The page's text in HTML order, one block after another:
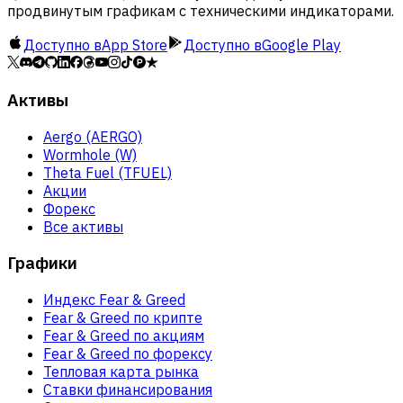
продвинутым графикам с техническими индикаторами.
Доступно вApp Store Доступно вGoogle Play
Активы
Aergo (AERGO)
Wormhole (W)
Theta Fuel (TFUEL)
Акции
Форекс
Все активы
Графики
Индекс Fear & Greed
Fear & Greed по крипте
Fear & Greed по акциям
Fear & Greed по форексу
Тепловая карта рынка
Ставки финансирования